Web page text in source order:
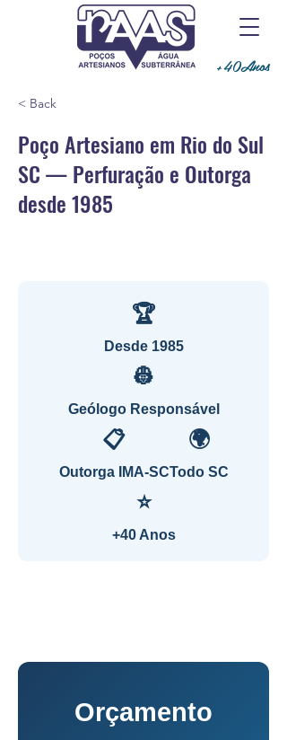
+40Anos
< Back
Poço Artesiano em Rio do Sul
SC — Perfuração e Outorga
desde 1985
🏆
Desde 1985
👷
Geólogo Responsável
📋
Outorga IMA-SC
🌍
Todo SC
⭐
+40 Anos
Orçamento